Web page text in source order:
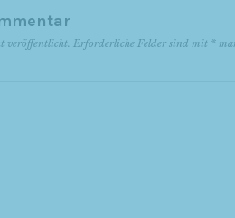
veröffentlicht. Erforderliche Felder sind mit *